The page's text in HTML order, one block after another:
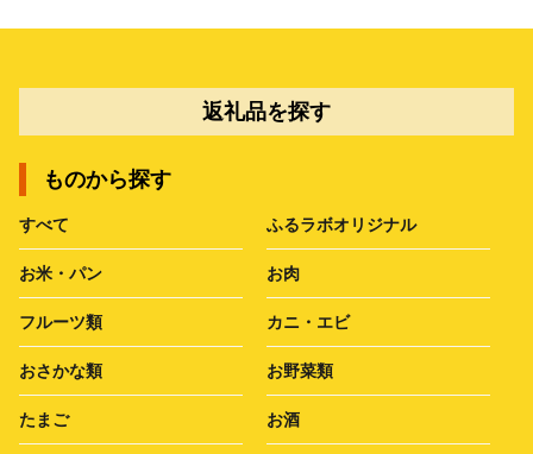
返礼品を探す
ものから探す
すべて ふるラボオリジナル
お米・パン お肉
フルーツ類 カニ・エビ
おさかな類 お野菜類
たまご お酒